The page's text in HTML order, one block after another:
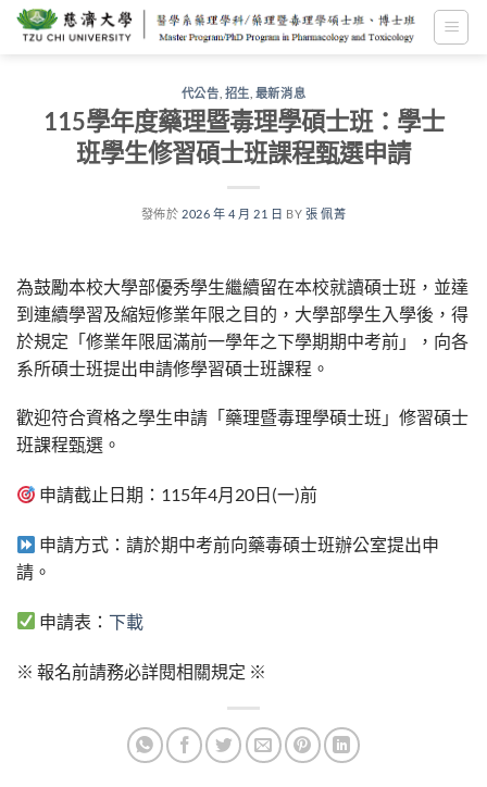
代公告 招生 最新消息
115學年度藥理暨毒理學碩士班：學士
班學生修習碩士班課程甄選申請
發佈於 2026 年 4 月 21 日 BY 張 佩菁
為鼓勵本校大學部優秀學生繼續留在本校就讀碩士班，並達
到連續學習及縮短修業年限之目的，大學部學生入學後，得
於規定「修業年限屆滿前一學年之下學期期中考前」，向各
系所碩士班提出申請修學習碩士班課程。
歡迎符合資格之學生申請「藥理暨毒理學碩士班」修習碩士
班課程甄選。
申請截止日期：115年4月20日(一)前
申請方式：請於期中考前向藥毒碩士班辦公室提出申
請。
申請表：下載
※ 報名前請務必詳閱相關規定 ※